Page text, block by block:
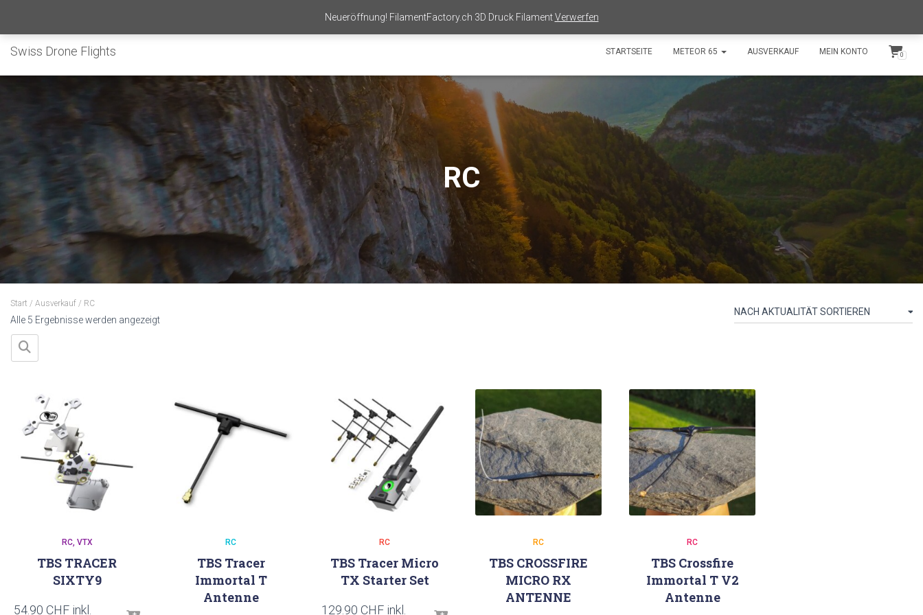
Neueröffnung! FilamentFactory.ch 3D Druck FilamentVerwerfen
Swiss Drone Flights STARTSEITE METEOR 65 AUSVERKAUF MEIN KONTO 0
RC
Start / Ausverkauf / RC
Alle 5 Ergebnisse werden angezeigtNach
RC VTX
TBS TRACER
SIXTY9
54.90 CHF inkl.
RC
TBS Tracer
Immortal T
Antenne
RC
TBS Tracer Micro
TX Starter Set
129.90 CHF inkl.
RC
TBS CROSSFIRE
MICRO RX
ANTENNE
RC
TBS Crossfire
Immortal T V2
Antenne